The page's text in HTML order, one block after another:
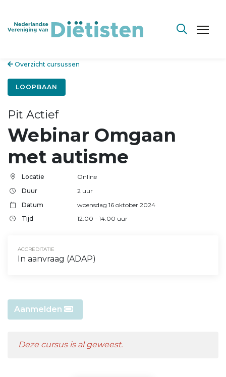
Overzicht cursussen
LOOPBAAN
Pit Actief
Webinar Omgaan
met autisme
Locatie
Online
Duur
2 uur
Datum
woensdag 16 oktober 2024
Tijd
12:00 - 14:00 uur
ACCREDITATIE
In aanvraag (ADAP)
Aanmelden
Deze cursus is al geweest.